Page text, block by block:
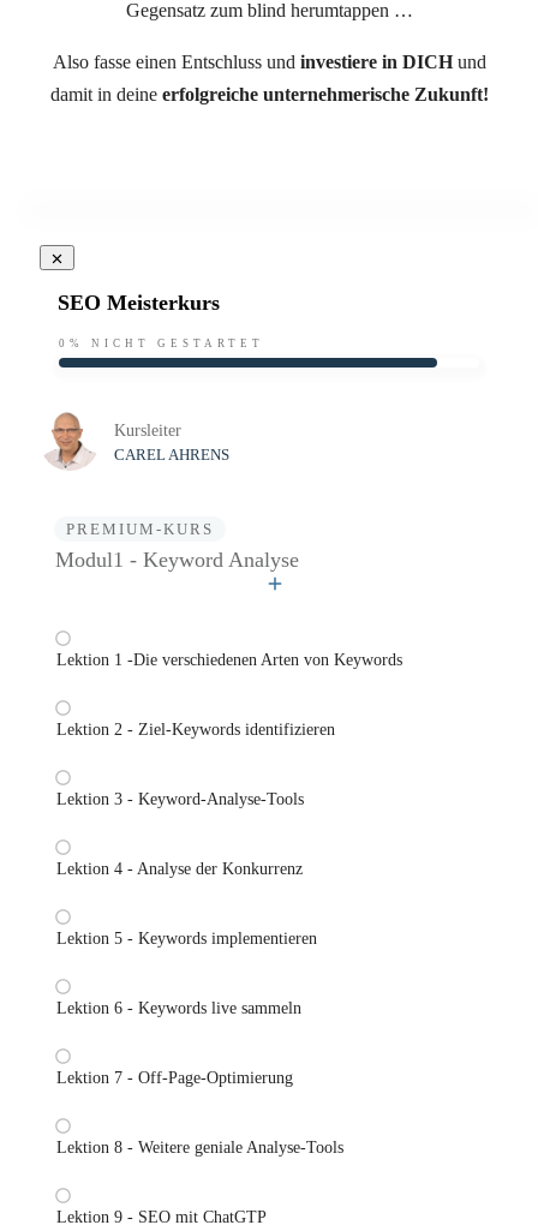
Gegensatz zum blind herumtappen …
Also fasse einen Entschluss und investiere in DICHund
damit in deine erfolgreiche unternehmerische Zukunft!
SEO Meisterkurs
0% NICHT GESTARTET
Kursleiter
CAREL AHRENS
PREMIUM-KURS
Modul1 - Keyword Analyse
Lektion 1 -Die verschiedenen Arten von Keywords
Lektion 2 - Ziel-Keywords identifizieren
Lektion 3 - Keyword-Analyse-Tools
Lektion 4 - Analyse der Konkurrenz
Lektion 5 - Keywords implementieren
Lektion 6 - Keywords live sammeln
Lektion 7 - Off-Page-Optimierung
Lektion 8 - Weitere geniale Analyse-Tools
Lektion 9 - SEO mit ChatGTP